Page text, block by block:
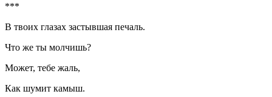
***
В твоих глазах застывшая печаль.
Что же ты молчишь?
Может, тебе жаль,
Как шумит камыш.